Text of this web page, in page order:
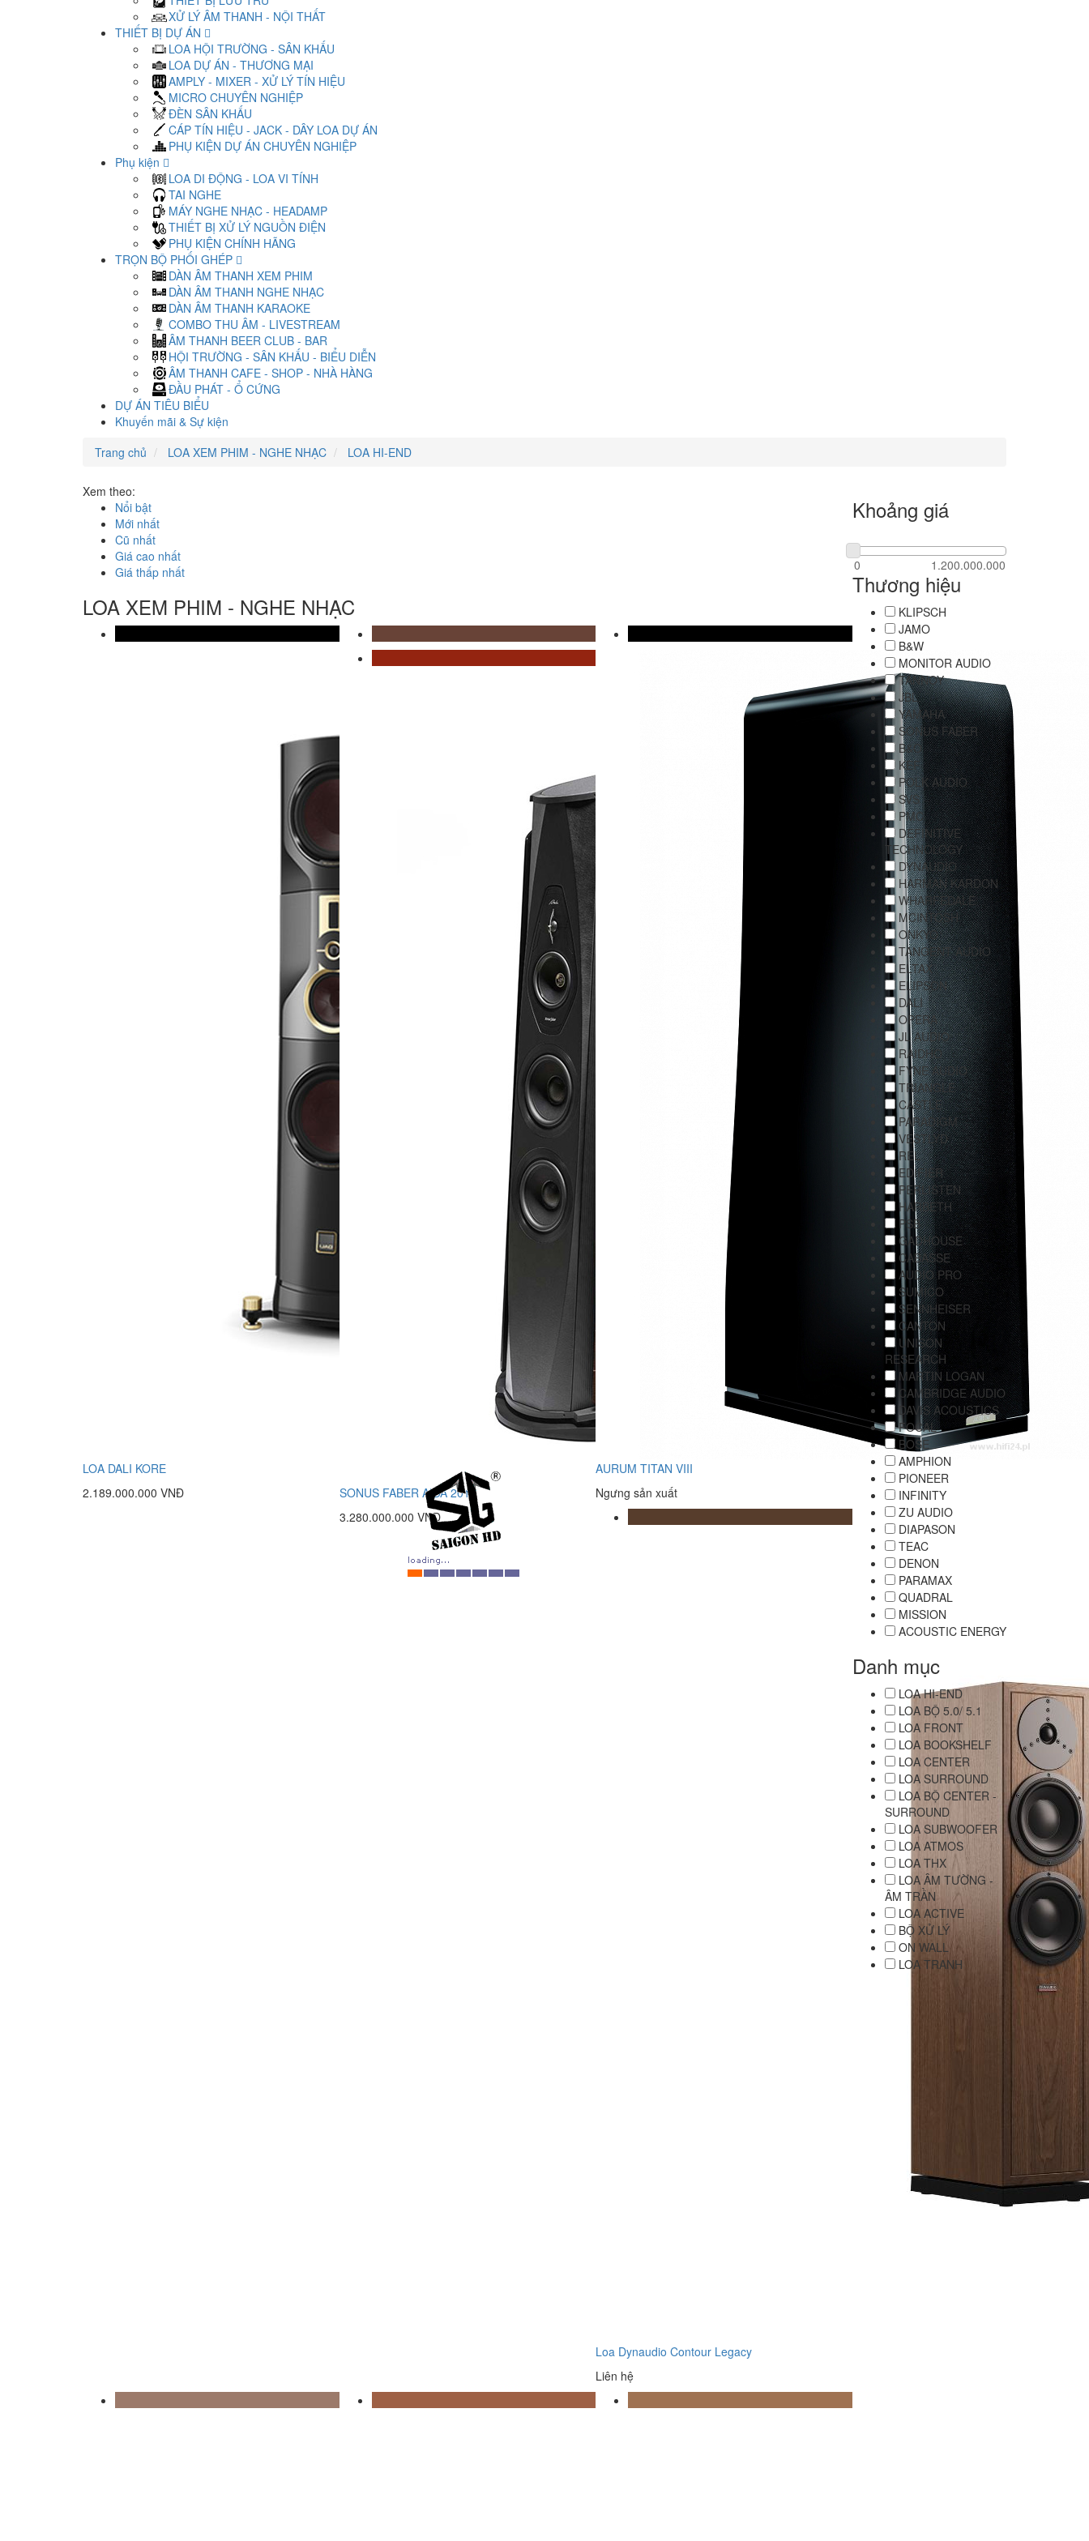
XỬ LÝ ÂM THANH - NỘI THẤT
THIẾT BỊ DỰ ÁN
LOA HỘI TRƯỜNG - SÂN KHẤU
LOA DỰ ÁN - THƯƠNG MẠI
AMPLY - MIXER - XỬ LÝ TÍN HIỆU
MICRO CHUYÊN NGHIỆP
ĐÈN SÂN KHẤU
CÁP TÍN HIỆU - JACK - DÂY LOA DỰ ÁN
PHỤ KIỆN DỰ ÁN CHUYÊN NGHIỆP
Phụ kiện
LOA DI ĐỘNG - LOA VI TÍNH
TAI NGHE
MÁY NGHE NHẠC - HEADAMP
THIẾT BỊ XỬ LÝ NGUỒN ĐIỆN
PHỤ KIỆN CHÍNH HÃNG
TRỌN BỘ PHỐI GHÉP
DÀN ÂM THANH XEM PHIM
DÀN ÂM THANH NGHE NHẠC
DÀN ÂM THANH KARAOKE
COMBO THU ÂM - LIVESTREAM
ÂM THANH BEER CLUB - BAR
HỘI TRƯỜNG - SÂN KHẤU - BIỂU DIỄN
ÂM THANH CAFE - SHOP - NHÀ HÀNG
ĐẦU PHÁT - Ổ CỨNG
DỰ ÁN TIÊU BIỂU
Khuyến mãi & Sự kiện
Trang chủ
LOA XEM PHIM - NGHE NHẠC LOA HI-END
Xem theo:
Nổi bật
Mới nhất
Cũ nhất
Giá cao nhất
Giá thấp nhất
LOA XEM PHIM - NGHE NHẠC
LOA DALI KORE
2.189.000.000 VNĐ
SONUS FABER AIDA 2017
3.280.000.000 VNĐ
AURUM TITAN VIII
Ngưng sản xuất
Loa Dynaudio Contour Legacy
Liên hệ
Khoảng giá
Thương hiệu
KLIPSCH
JAMO
B&W
MONITOR AUDIO
TANNOY
JBL
YAMAHA
SONUS FABER
B&O
KEF
POLK AUDIO
SVS
PMC
DEFINITIVE
TECHNOLOGY
DYNAUDIO
HARMAN KARDON
WHARFEDALE
MCINTOSH
ONKYO
TANGENT AUDIO
ELTAX
ELIPSON
DALI
OPERA
JL AUDIO
RAIDHO
FYNE AUDIO
TRIANGLE
CASTLE
PARADIGM
VESTLYD
REL
EDIFIER
PERLISTEN
HARBETH
PSB
GADHOUSE
CABASSE
AUDIO PRO
SUMICO
SENNHEISER
CANTON
UNISON
RESEARCH
MARTIN LOGAN
CAMBRIDGE AUDIO
DAVIS ACOUSTICS
FOCAL
BOSE
AMPHION
PIONEER
INFINITY
ZU AUDIO
DIAPASON
TEAC
DENON
PARAMAX
QUADRAL
MISSION
ACOUSTIC ENERGY
Danh mục
LOA HI-END
LOA BỘ 5.0/ 5.1
LOA FRONT
LOA BOOKSHELF
LOA CENTER
LOA SURROUND
LOA BỘ CENTER -
SURROUND
LOA SUBWOOFER
LOA ATMOS
LOA THX
LOA ÂM TƯỜNG -
ÂM TRẦN
LOA ACTIVE
BỘ XỬ LÝ
ON WALL
LOA TRANH